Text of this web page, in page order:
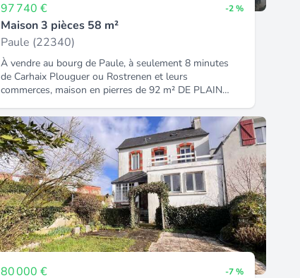
97 740 € -2 %
Maison 3 pièces 58 m²
Paule (22340)
À vendre au bourg de Paule, à seulement 8 minutes
de Carhaix Plouguer ou Rostrenen et leurs
commerces, maison en pierres de 92 m² DE PLAIN
combles (potentiel de revente important),les
huisseries sont déjà changées. La 1ère partie se
compose d'une cuisine aménagée fonctionnelle de 26
m², d'une salle d'eau entièrement rénovée et d'un WC
séparé, accès direct au jardin. La 2eme partie se
compose d'un séjour entièrement isolé et rénové de
26 m² avec une ancienne cheminée, d'une chambre de
plain pied et d'un dégagement pouvant accueillir votre
bureau ou des rangements. À l'étage 35 m²
disponibles sous 2.5m de hauteur pour aménager des
chambres supplémentaires, une pièce d'eau ou autre.
Un garage fermé de 20 m² permettra de garer votre
80 000 € -7 %